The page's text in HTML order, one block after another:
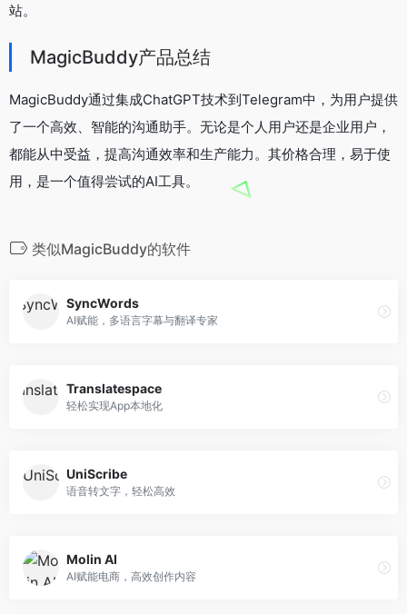
站。
MagicBuddy产品总结
MagicBuddy通过集成ChatGPT技术到Telegram中，为用户提供
了一个高效、智能的沟通助手。无论是个人用户还是企业用户，
都能从中受益，提高沟通效率和生产能力。其价格合理，易于使
用，是一个值得尝试的AI工具。
类似MagicBuddy的软件
SyncWords
AI赋能，多语言字幕与翻译专家
Translatespace
轻松实现App本地化
UniScribe
语音转文字，轻松高效
Molin AI
AI赋能电商，高效创作内容